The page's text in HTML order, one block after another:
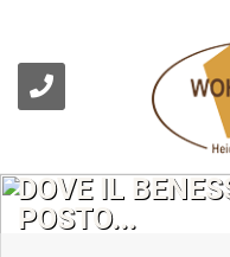
DOVE IL
POSTO...